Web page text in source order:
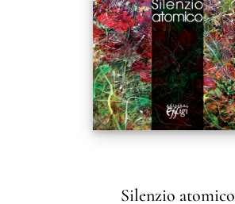
Silenzio atomico